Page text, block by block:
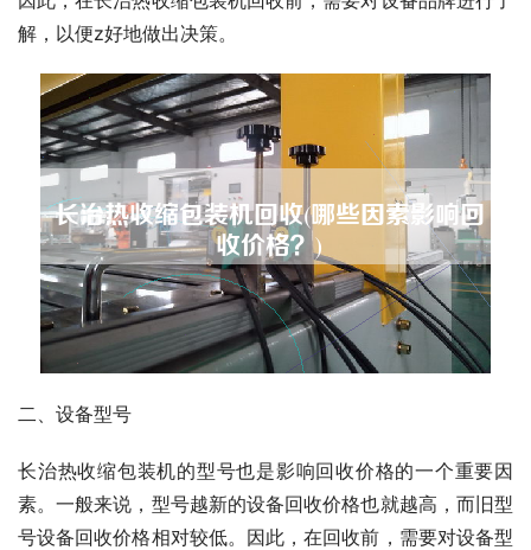
解，以便z好地做出决策。
二、设备型号
长治热收缩包装机的型号也是影响回收价格的一个重要因
素。一般来说，型号越新的设备回收价格也就越高，而旧型
号设备回收价格相对较低。因此，在回收前，需要对设备型